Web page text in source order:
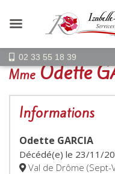
02 33 55 18 39
MmeOdette
Informations
Odette GARCIA
Décédé(e) le 23/11/
Val de Drôme (Sept-